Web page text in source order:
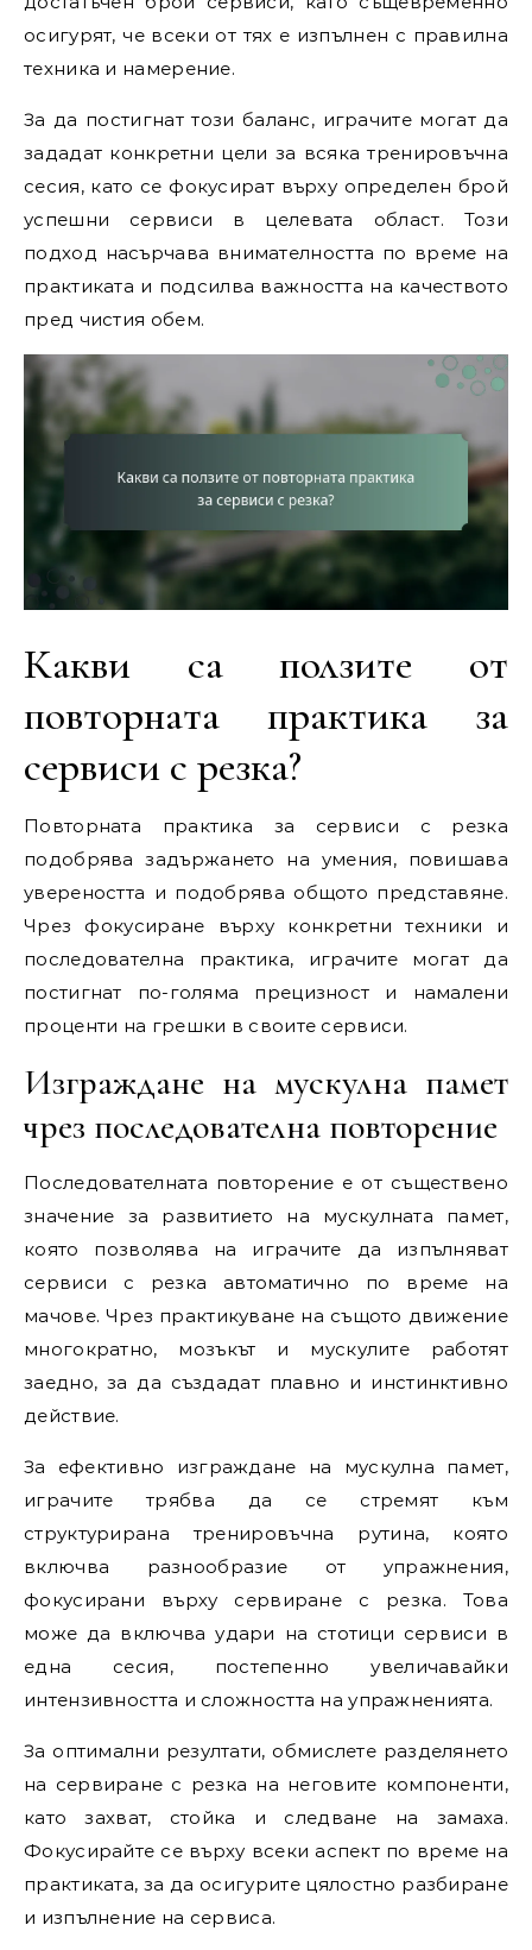
осигурят, че всеки от тях е изпълнен с правилна
техника и намерение.
За да постигнат този баланс, играчите могат да
зададат конкретни цели за всяка тренировъчна
сесия, като се фокусират върху определен брой
успешни сервиси в целевата област. Този
подход насърчава внимателността по време на
практиката и подсилва важността на качеството
пред чистия обем.
Какви са ползите от
повторната практика за
сервиси с резка?
Повторната практика за сервиси с резка
подобрява задържането на умения, повишава
увереността и подобрява общото представяне.
Чрез фокусиране върху конкретни техники и
последователна практика, играчите могат да
постигнат по-голяма прецизност и намалени
проценти на грешки в своите сервиси.
Изграждане на мускулна памет
чрез последователна повторение
Последователната повторение е от съществено
значение за развитието на мускулната памет,
която позволява на играчите да изпълняват
сервиси с резка автоматично по време на
мачове. Чрез практикуване на същото движение
многократно, мозъкът и мускулите работят
заедно, за да създадат плавно и инстинктивно
действие.
За ефективно изграждане на мускулна памет,
играчите трябва да се стремят към
структурирана тренировъчна рутина, която
включва разнообразие от упражнения,
фокусирани върху сервиране с резка. Това
може да включва удари на стотици сервиси в
една сесия, постепенно увеличавайки
интензивността и сложността на упражненията.
За оптимални резултати, обмислете разделянето
на сервиране с резка на неговите компоненти,
като захват, стойка и следване на замаха.
Фокусирайте се върху всеки аспект по време на
практиката, за да осигурите цялостно разбиране
и изпълнение на сервиса.